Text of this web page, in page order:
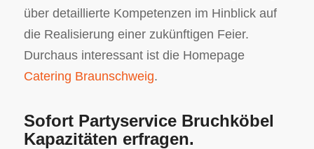
über detaillierte Kompetenzen im Hinblick auf
die Realisierung einer zukünftigen Feier.
Durchaus interessant ist die Homepage
Catering Braunschweig.
Sofort Partyservice Bruchköbel
Kapazitäten erfragen.